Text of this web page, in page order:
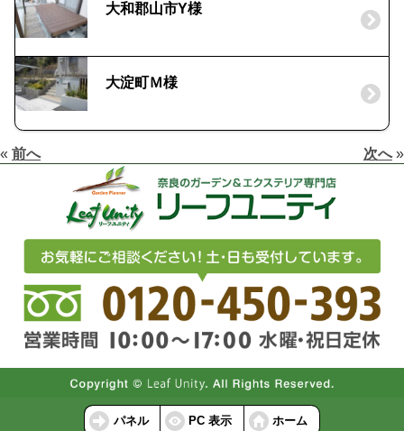
大和郡山市Y様
大淀町Ｍ様
« 前へ 次へ»
パネル PC 表示 ホーム